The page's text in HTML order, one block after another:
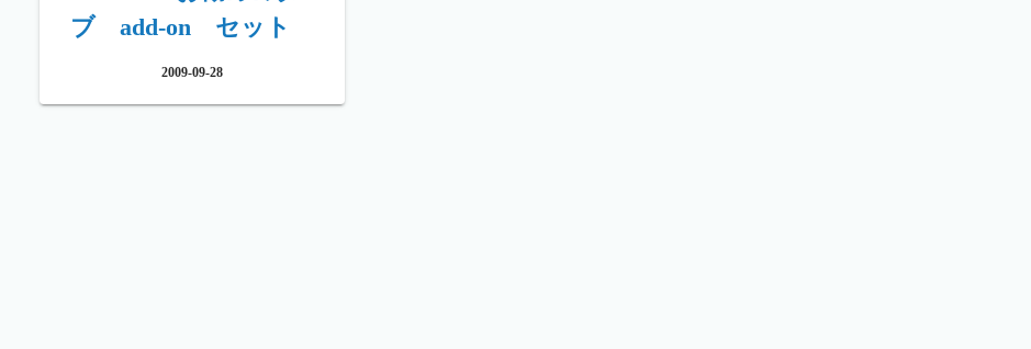
ブ add-on セット
2009-09-28